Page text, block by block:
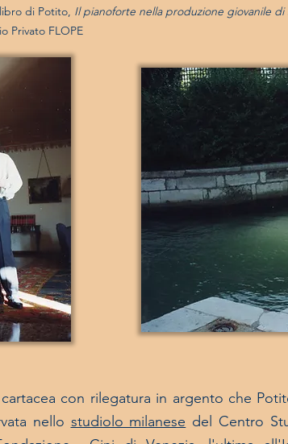
di Potito, Il pianoforte nella produzione giovanile di
Privato FLOPE
con rilegatura in argento che
nello studiolo milanese del Centro